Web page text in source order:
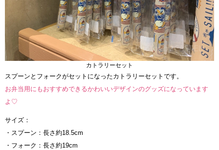
カトラリーセット
スプーンとフォークがセットになったカトラリーセットです。
お弁当用にもおすすめできるかわいいデザインのグッズになっています
よ♡
サイズ：
・スプーン：長さ約18.5cm
・フォーク：長さ約19cm